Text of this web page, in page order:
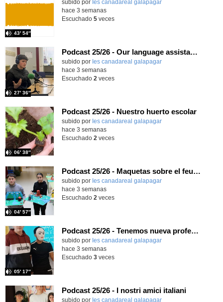
subido por Ies canadareal galapagar
43′ 54″
-
hace 3 semanas
Escuchado 5veces
Podcast 25/26 - Our language assistant Ellie
subido por Ies canadareal galapagar
27′ 36″
-
hace 3 semanas
Escuchado 2 veces
Podcast 25/26 - Nuestro huerto escolar
subido por Ies canadareal galapagar
06′ 38″
-
hace 3 semanas
Escuchado 2 veces
Podcast 25/26 - Maquetas sobre el feudalismo
subido por Ies canadareal galapagar
04′ 57″
-
hace 3 semanas
Escuchado 2 veces
Podcast 25/26 - Tenemos nueva profesora de Griego ¿Conoces a María Eugenia?
subido por Ies canadareal galapagar
05′ 17″
-
hace 3 semanas
Escuchado 3veces
Podcast 25/26 - I nostri amici italiani
subido por Ies canadareal galapagar-